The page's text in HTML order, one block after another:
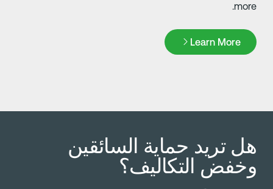
Learn More
Learn
تريد حماية السائقين
التكاليف؟